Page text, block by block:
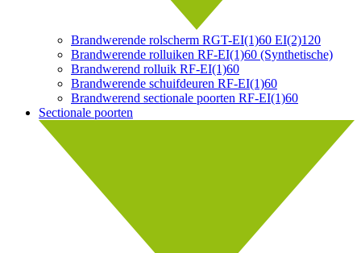
Brandwerende rolscherm RGT-EI(1)60 EI(2)120
Brandwerende rolluiken RF-EI(1)60 (Synthetische)
Brandwerend rolluik RF-EI(1)60
Brandwerende schuifdeuren RF-EI(1)60
Brandwerend sectionale poorten RF-EI(1)60
Sectionale poorten